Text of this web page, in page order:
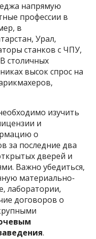
напрямую
профессии в
в
Урал,
станков с ЧПУ,
столичных
высок спрос на
изучить
и
о
за последние два
дверей и
Важно убедиться,
материально-
лаборатории,
договоров о
.